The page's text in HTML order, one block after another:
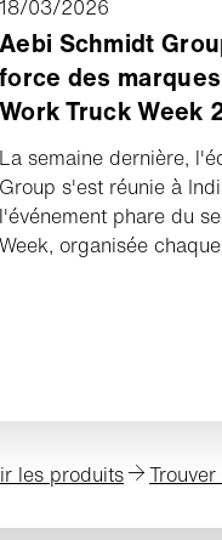
18/03/2026
Aebi Schmidt
force des
Work Truck Week
La semaine dernière,
Group s'est réunie à
l'événement phare du
Week, organisée
idées et d'explorer les
les équipements de
les produits